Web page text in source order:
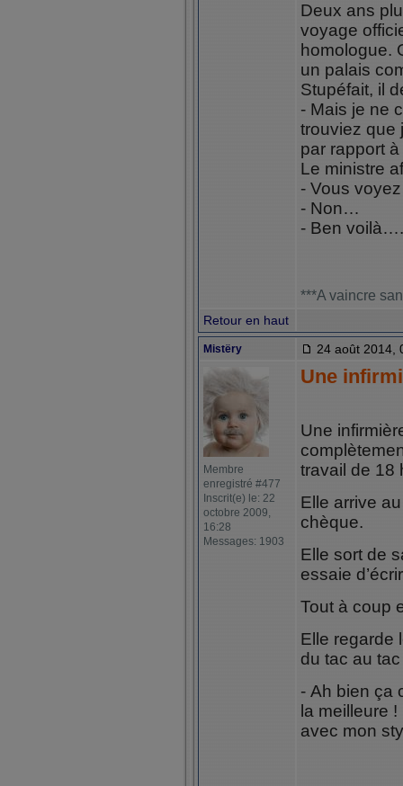
Deux ans
voyage
homologue.
un palais
Stupéfait, il
- Mais je ne
trouviez que
par rapport
Le ministre
- Vous
- Non…
- Ben voilà….
***A vaincre
Retour en haut
Mistëry 24 août 2014,
Membre
enregistré #477
Inscrit(e) le: 22
octobre 2009,
16:28
Messages: 1903
Une
Une
travail de 18
Elle arrive
chèque.
Elle sort de
essaie
Tout à coup
Elle regarde
du tac au
- Ah bien ça
la meilleure
avec mon